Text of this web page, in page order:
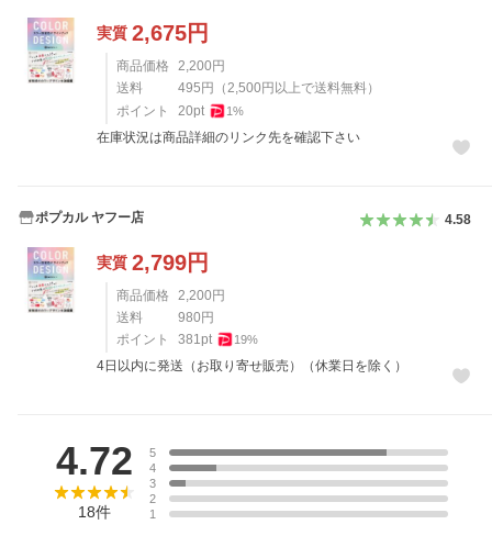
実質 2,675円
商品価格 2,200 円
送料
495 円 （2,500 円以上で送料無料）
ポイント
20pt 1%
在庫状況は商品詳細のリンク先を確認下さい
ポプカル ヤフー店 4.58
実質 2,799円
商品価格 2,200 円
送料
980 円
ポイント
381pt 19%
4日以内に発送（お取り寄せ販売）（休業日を除く）
4.72
18件
5
4
3
2
1